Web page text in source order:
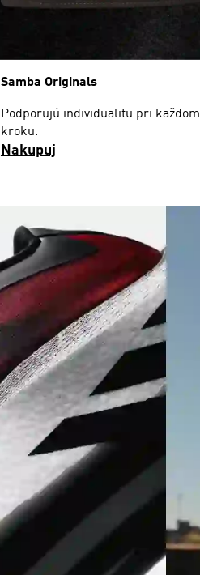
Samba Originals
Podporujú individualitu pri každom
kroku.
Nakupuj